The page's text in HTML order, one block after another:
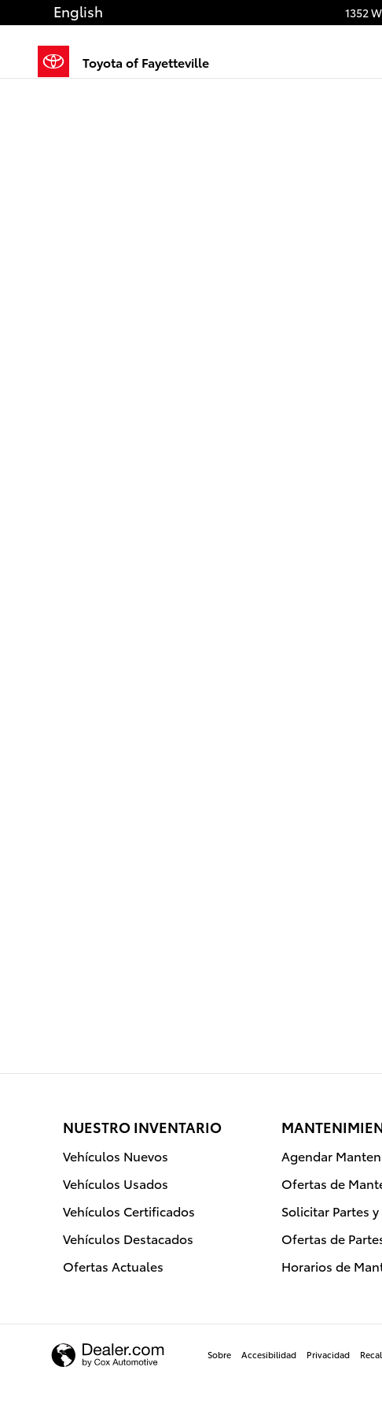
Saltar al contenido principal 1352
English
Toyota of Fayetteville
NUESTRO INVENTARIO
Vehículos Nuevos
Vehículos Usados
Vehículos Certificados
Vehículos Destacados
Ofertas Actuales
Agendar
Ofertas de
Solicitar Partes
Ofertas de
Horarios de
Sobre Accesibilidad Privacidad